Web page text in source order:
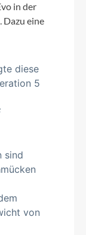
in der
eine
diese
5
sind
von